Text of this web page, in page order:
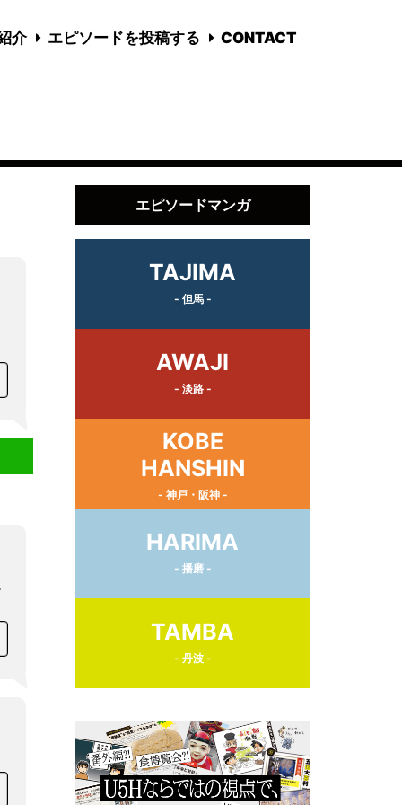
介 エピソードを投稿する CONTACT
エピソードマンガ
TAJIMA
- 但馬 -
AWAJI
- 淡路 -
KOBE
HANSHIN
- 神戸・阪神 -
HARIMA
- 播磨 -
TAMBA
- 丹波 -